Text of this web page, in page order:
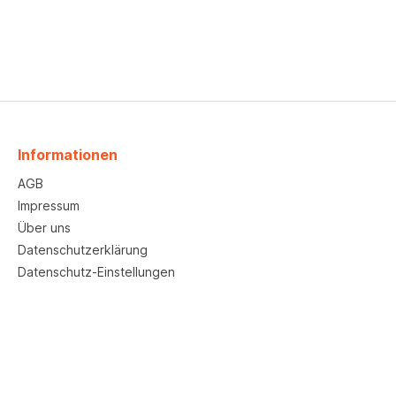
Informationen
AGB
Impressum
Über uns
Datenschutzerklärung
Datenschutz-Einstellungen